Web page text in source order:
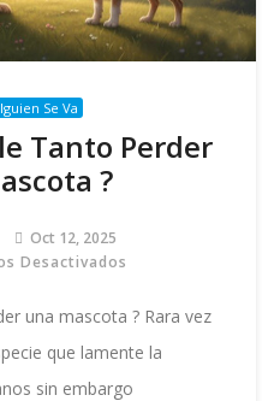
Se Va
Tanto Perder
?
Oct 12, 2025
Desactivados
Qué
Tanto
Perder
una mascota ? Rara vez
que lamente la
sin embargo